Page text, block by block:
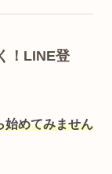
！LINE登
始めてみません